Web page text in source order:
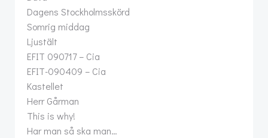
Dagens Stockholmsskörd
Somrig middag
Ljustält
EFIT 090717 – Cia
EFIT-090409 – Cia
Kastellet
Herr Gårman
This is why!
Har man så ska man…